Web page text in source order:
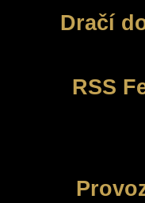
Dračí
RSS